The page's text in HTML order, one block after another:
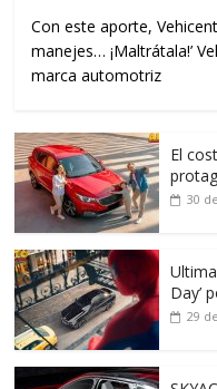
Con este aporte,
manejes… ¡Maltrátala!’
marca automotriz
El
30
Day’
29